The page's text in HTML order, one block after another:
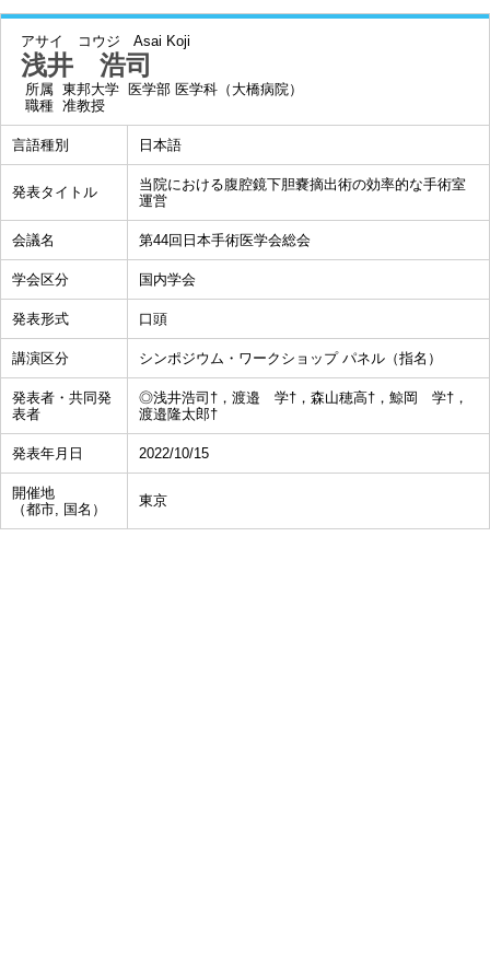
アサイ コウジ Asai Koji
浅井 浩司
所属 東邦大学 医学部 医学科（大橋病院）
職種 准教授
言語種別 日本語
発表タイトル
当院における腹腔鏡下胆嚢摘出術の効率的な手術室
運営
会議名 第44回日本手術医学会総会
学会区分 国内学会
発表形式 口頭
講演区分 シンポジウム・ワークショップ パネル（指名）
発表者・共同発
表者
◎浅井浩司†，渡邉 学†，森山穂高†，鯨岡 学†，
渡邉隆太郎†
発表年月日 2022/10/15
開催地
（都市, 国名）
東京